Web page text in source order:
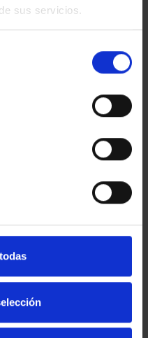
sus servicios.
GOYA (2021)
COLECCIÓN...
1.069,00 €